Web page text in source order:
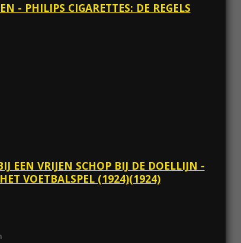
- PHILIPS CIGARETTES: DE REGELS
EEN VRIJEN SCHOP BIJ DE DOELLIJN -
VOETBALSPEL (1924)(1924)